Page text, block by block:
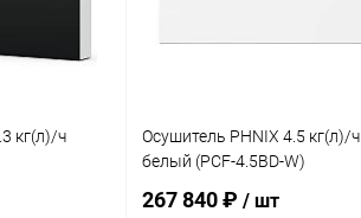
кг(л)/ч
Осушитель PHNIX 4.5 кг(л)/ч
белый (PCF-4.5BD-W)
267 840 ₽ / шт